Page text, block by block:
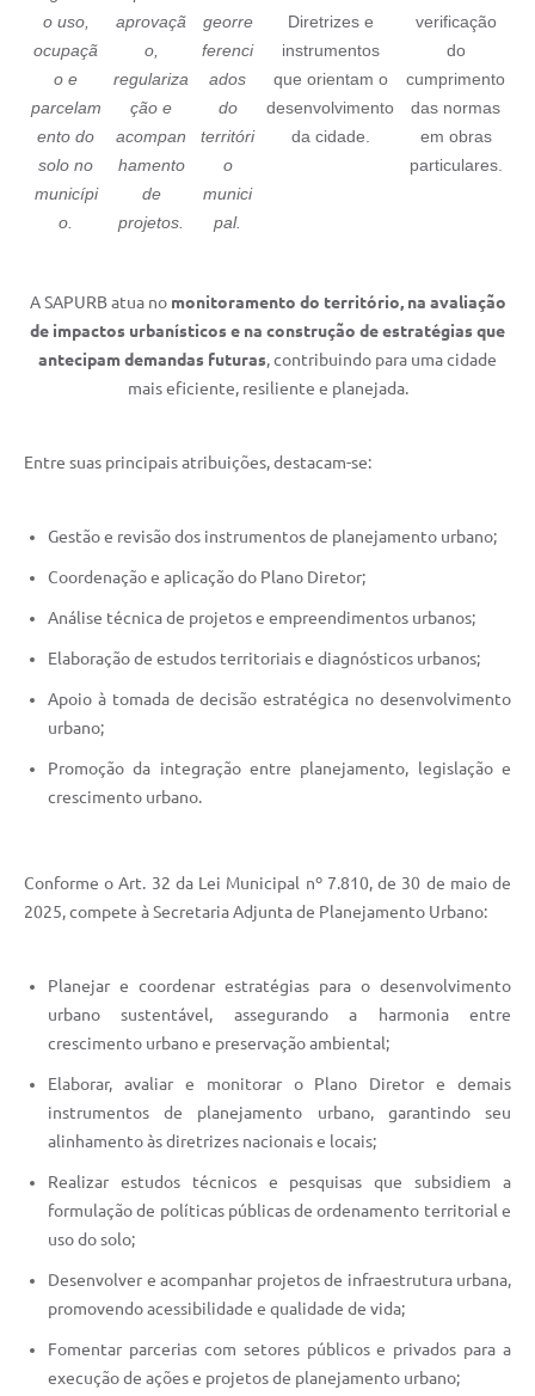
o uso,
ocupaçã
o e
parcelam
ento do
solo no
municípi
o.
aprovaçã
o,
regulariza
ção e
acompan
hamento
de
projetos.
georre
ferenci
ados
do
territóri
o
munici
pal.
Diretrizes e
instrumentos
que orientam o
desenvolvimento
da cidade.
verificação
do
cumprimento
das normas
em obras
particulares.
A SAPURB atua no monitoramento do território, na avaliação
de impactos urbanísticos e na construção de estratégias que
antecipam demandas futuras, contribuindo para uma cidade
mais eficiente, resiliente e planejada.
Entre suas principais atribuições, destacam-se:
Gestão e revisão dos instrumentos de planejamento urbano;
Coordenação e aplicação do Plano Diretor;
Análise técnica de projetos e empreendimentos urbanos;
Elaboração de estudos territoriais e diagnósticos urbanos;
Apoio à tomada de decisão estratégica no desenvolvimento
urbano;
Promoção da integração entre planejamento, legislação e
crescimento urbano.
Conforme o Art. 32 da Lei Municipal nº 7.810, de 30 de maio de
2025, compete à Secretaria Adjunta de Planejamento Urbano:
Planejar e coordenar estratégias para o desenvolvimento
urbano sustentável, assegurando a harmonia entre
crescimento urbano e preservação ambiental;
Elaborar, avaliar e monitorar o Plano Diretor e demais
instrumentos de planejamento urbano, garantindo seu
alinhamento às diretrizes nacionais e locais;
Realizar estudos técnicos e pesquisas que subsidiem a
formulação de políticas públicas de ordenamento territorial e
uso do solo;
Desenvolver e acompanhar projetos de infraestrutura urbana,
promovendo acessibilidade e qualidade de vida;
Fomentar parcerias com setores públicos e privados para a
execução de ações e projetos de planejamento urbano;